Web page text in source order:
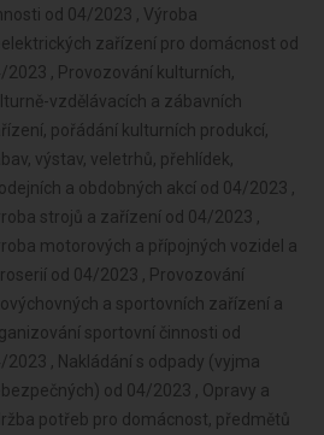
od 04/2023 , Výroba
zařízení pro domácnost od
2023 , Provozování kulturních,
vzdělávacích a zábavních
pořádání kulturních produkcí,
výstav, veletrhů, přehlídek,
a obdobných akcí od 04/2023 ,
strojů a zařízení od 04/2023 ,
motorových a přípojných vozidel a
od 04/2023 , Provozování
a sportovních zařízení a
sportovní činnosti od
2023 , Nakládání s odpady (vyjma
od 04/2023 , Opravy a
potřeb pro domácnost, předmětů